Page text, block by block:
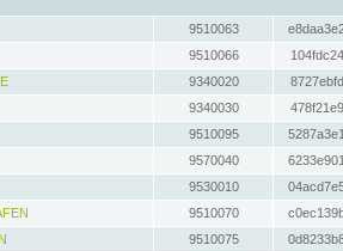
9510063
9510066
9340020
9340030
9510095
9570040
9530010
9510070
9510075